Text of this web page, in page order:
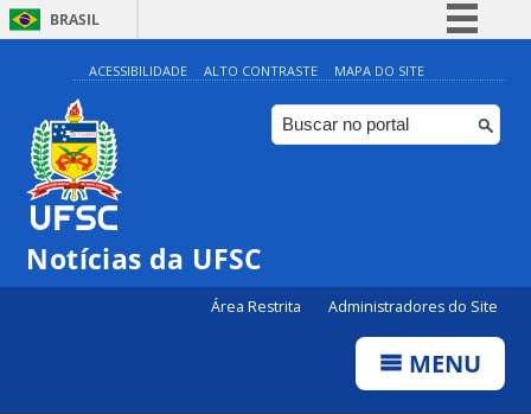
BRASIL
Simplifique!
Comunica BR
Participe
ACESSIBILIDADE ALTO CONTRASTE MAPA DO SITE
Notícias da UFSC
Área Restrita Administradores do Site
MENU